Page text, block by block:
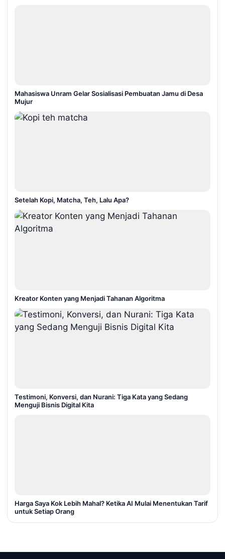
Mahasiswa Unram Gelar Sosialisasi Pembuatan Jamu di Desa
Mujur
Setelah Kopi, Matcha, Teh, Lalu Apa?
Kreator Konten yang Menjadi Tahanan Algoritma
Testimoni, Konversi, dan Nurani: Tiga Kata yang Sedang
Menguji Bisnis Digital Kita
Harga Saya Kok Lebih Mahal? Ketika AI Mulai Menentukan Tarif
untuk Setiap Orang